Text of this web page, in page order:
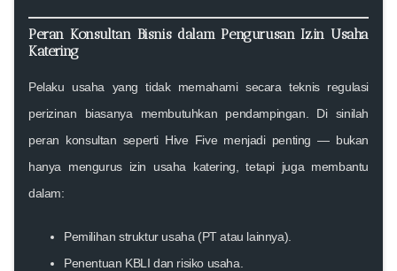
Peran Konsultan Bisnis dalam Pengurusan Izin Usaha
Katering
Pelaku usaha yang tidak memahami secara teknis regulasi
perizinan biasanya membutuhkan pendampingan. Di sinilah
peran konsultan seperti Hive Five menjadi penting — bukan
hanya mengurus izin usaha katering , tetapi juga membantu
dalam:
Pemilihan struktur usaha (PT atau lainnya).
Penentuan KBLI dan risiko usaha.